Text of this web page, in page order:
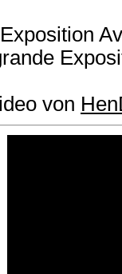
Exposition
von